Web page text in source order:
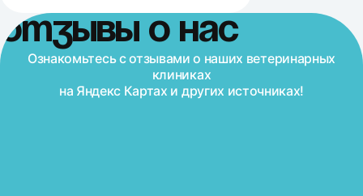
Отзывы о нас
Ознакомьтесь с отзывами о наших ветеринарных
клиниках
на Яндекс Картах и других источниках!